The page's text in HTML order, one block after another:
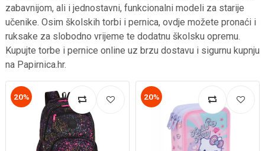
zabavnijom, ali i jednostavni, funkcionalni modeli za starije
učenike. Osim školskih torbi i pernica, ovdje možete pronaći i
ruksake za slobodno vrijeme te dodatnu školsku opremu.
Kupujte torbe i pernice online uz brzu dostavu i sigurnu kupnju
na Papirnica.hr.
20% 20%